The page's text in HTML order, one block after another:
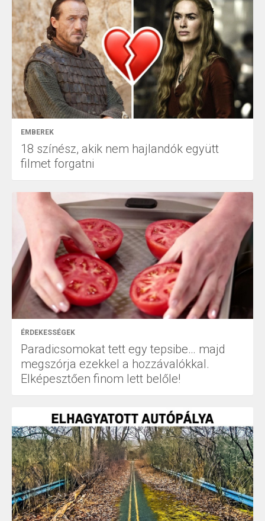
EMBEREK
18 színész, akik nem hajlandók együtt
filmet forgatni
ÉRDEKESSÉGEK
Paradicsomokat tett egy tepsibe… majd
megszórja ezekkel a hozzávalókkal.
Elképesztően finom lett belőle!